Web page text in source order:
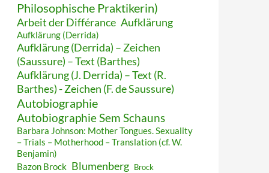
Philosophische Praktikerin)
Arbeit der Différance Aufklärung
Aufklärung (Derrida)
Aufklärung (Derrida) – Zeichen
(Saussure) – Text (Barthes)
Aufklärung (J. Derrida) – Text (R.
Barthes) - Zeichen (F. de Saussure)
Autobiographie
Autobiographie Sem Schauns
Barbara Johnson: Mother Tongues. Sexuality
– Trials – Motherhood – Translation (cf. W.
Benjamin)
Bazon Brock Blumenberg Brock